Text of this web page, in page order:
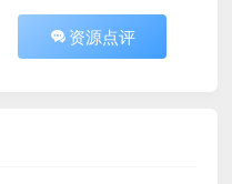
资源点评